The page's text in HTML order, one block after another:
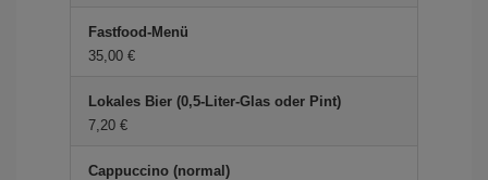
Fastfood-Menü
35,00 €
Lokales Bier (0,5-Liter-Glas oder Pint)
7,20 €
Cappuccino (normal)